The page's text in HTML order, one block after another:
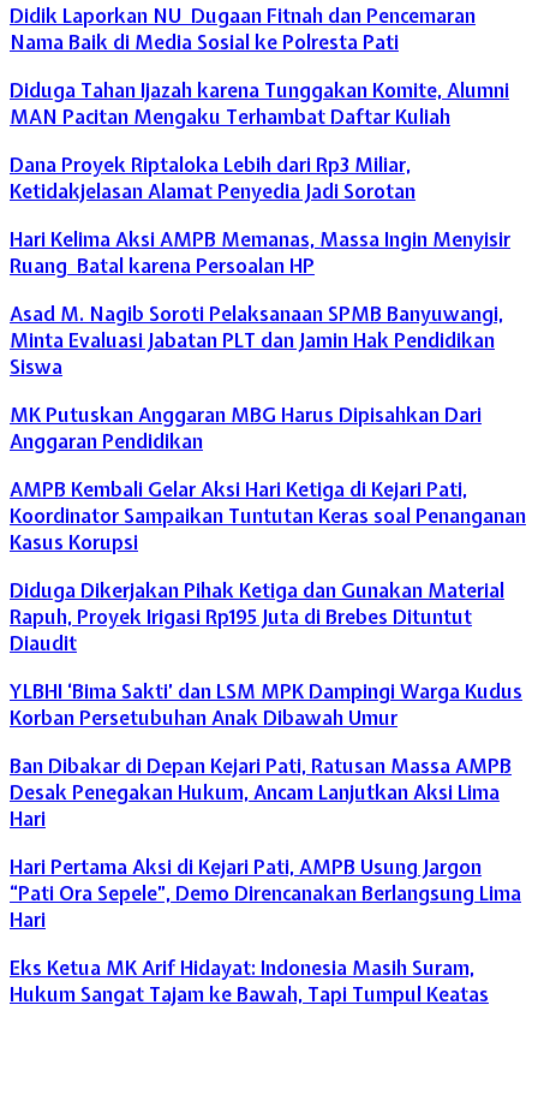
Didik Laporkan NU Dugaan Fitnah dan Pencemaran
Nama Baik di Media Sosial ke Polresta Pati
Diduga Tahan Ijazah karena Tunggakan Komite, Alumni
MAN Pacitan Mengaku Terhambat Daftar Kuliah
Dana Proyek Riptaloka Lebih dari Rp3 Miliar,
Ketidakjelasan Alamat Penyedia Jadi Sorotan
Hari Kelima Aksi AMPB Memanas, Massa Ingin Menyisir
Ruang Batal karena Persoalan HP
Asad M. Nagib Soroti Pelaksanaan SPMB Banyuwangi,
Minta Evaluasi Jabatan PLT dan Jamin Hak Pendidikan
Siswa
MK Putuskan Anggaran MBG Harus Dipisahkan Dari
Anggaran Pendidikan
AMPB Kembali Gelar Aksi Hari Ketiga di Kejari Pati,
Koordinator Sampaikan Tuntutan Keras soal Penanganan
Kasus Korupsi
Diduga Dikerjakan Pihak Ketiga dan Gunakan Material
Rapuh, Proyek Irigasi Rp195 Juta di Brebes Dituntut
Diaudit
YLBHI ‘Bima Sakti’ dan LSM MPK Dampingi Warga Kudus
Korban Persetubuhan Anak Dibawah Umur
Ban Dibakar di Depan Kejari Pati, Ratusan Massa AMPB
Desak Penegakan Hukum, Ancam Lanjutkan Aksi Lima
Hari
Hari Pertama Aksi di Kejari Pati, AMPB Usung Jargon
“Pati Ora Sepele”, Demo Direncanakan Berlangsung Lima
Hari
Eks Ketua MK Arif Hidayat: Indonesia Masih Suram,
Hukum Sangat Tajam ke Bawah, Tapi Tumpul Keatas